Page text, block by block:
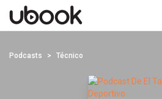
Podcasts Técnico